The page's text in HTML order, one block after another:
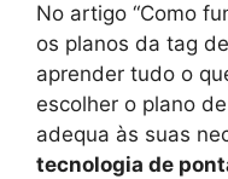
No artigo “Como
os planos da tag
aprender tudo o
escolher o plano
adequa às suas
tecnologia de